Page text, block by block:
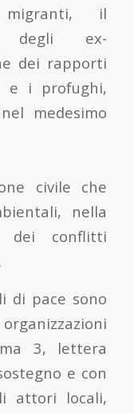
il
degli ex-
dei rapporti
e i profughi,
medesimo
civile che
nella
dei conflitti
di pace sono
3, lettera
e con
attori locali,